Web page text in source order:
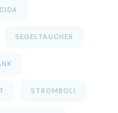
SEGELTAUCHER
STROMBOLI